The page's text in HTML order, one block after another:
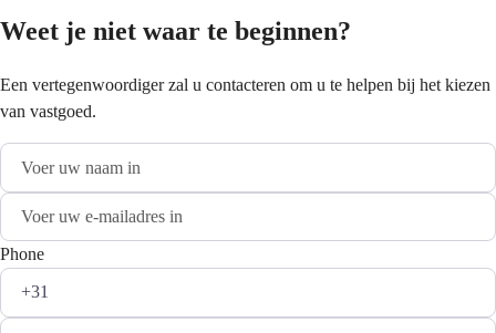
Weet je niet waar te beginnen?
Een vertegenwoordiger zal u contacteren om u te helpen bij het kiezen
van vastgoed.
Phone